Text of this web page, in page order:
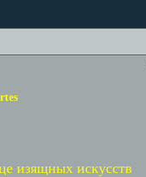
изящных искусств